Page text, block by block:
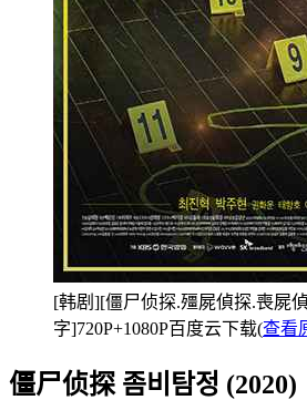
[韩剧][僵尸侦探.殭屍偵探.喪屍
字]720P+1080P百度云下载(查看
僵尸侦探 좀비탐정 (2020)